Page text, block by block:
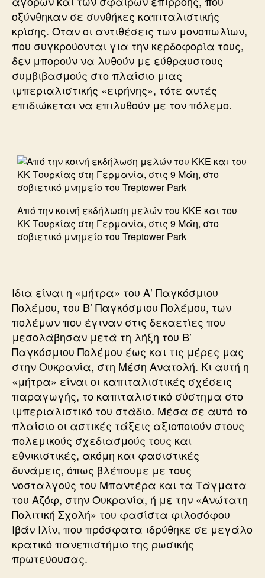
οξύνθηκαν σε συνθήκες καπιταλιστικής
κρίσης. Οταν οι αντιθέσεις των μονοπωλίων,
που συγκρούονται για την κερδοφορία τους,
δεν μπορούν να λυθούν με εύθραυστους
συμβιβασμούς στο πλαίσιο μιας
ιμπεριαλιστικής «ειρήνης», τότε αυτές
επιδιώκεται να επιλυθούν με τον πόλεμο.
Από την κοινή εκδήλωση μελών του ΚΚΕ και του
ΚΚ Τουρκίας στη Γερμανία, στις 9 Μάη, στο
σοβιετικό μνημείο του Treptower Park
Ιδια είναι η «μήτρα» του Α’ Παγκόσμιου
Πολέμου, του Β’ Παγκόσμιου Πολέμου, των
πολέμων που έγιναν στις δεκαετίες που
μεσολάβησαν μετά τη λήξη του Β’
Παγκόσμιου Πολέμου έως και τις μέρες μας
στην Ουκρανία, στη Μέση Ανατολή. Κι αυτή η
«μήτρα» είναι οι καπιταλιστικές σχέσεις
παραγωγής, το καπιταλιστικό σύστημα στο
ιμπεριαλιστικό του στάδιο. Μέσα σε αυτό το
πλαίσιο οι αστικές τάξεις αξιοποιούν στους
πολεμικούς σχεδιασμούς τους και
εθνικιστικές, ακόμη και φασιστικές
δυνάμεις, όπως βλέπουμε με τους
νοσταλγούς του Μπαντέρα και τα Τάγματα
του Αζόφ, στην Ουκρανία, ή με την «Ανώτατη
Πολιτική Σχολή» του φασίστα φιλοσόφου
Ιβάν Ιλίν, που πρόσφατα ιδρύθηκε σε μεγάλο
κρατικό πανεπιστήμιο της ρωσικής
πρωτεύουσας.